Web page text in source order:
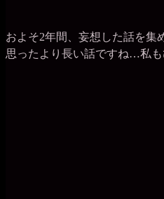
およそ2年間、妄想した話を集
思ったより長い話ですね…私